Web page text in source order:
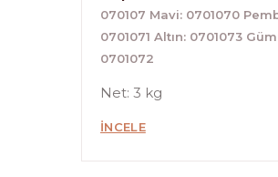
070107 Mavi: 0701070
0701071 Altın: 0701073
0701072
Net: 3 kg
İNCELE